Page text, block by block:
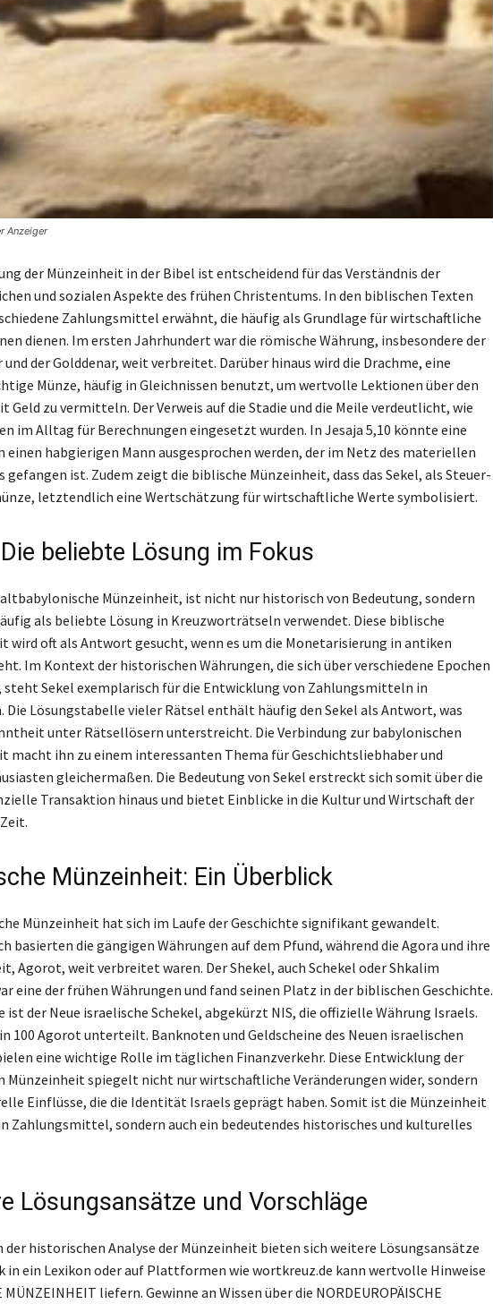
Anzeiger
der Münzeinheit in der Bibel ist entscheidend für das Verständnis der
und sozialen Aspekte des frühen Christentums. In den biblischen Texten
Zahlungsmittel erwähnt, die häufig als Grundlage für wirtschaftliche
dienen. Im ersten Jahrhundert war die römische Währung, insbesondere der
und der Golddenar, weit verbreitet. Darüber hinaus wird die Drachme, eine
Münze, häufig in Gleichnissen benutzt, um wertvolle Lektionen über den
Geld zu vermitteln. Der Verweis auf die Stadie und die Meile verdeutlicht, wie
im Alltag für Berechnungen eingesetzt wurden. In Jesaja 5,10 könnte eine
einen habgierigen Mann ausgesprochen werden, der im Netz des materiellen
gefangen ist. Zudem zeigt die biblische Münzeinheit, dass das Sekel, als Steuer-
letztendlich eine Wertschätzung für wirtschaftliche Werte symbolisiert.
beliebte Lösung im Fokus
Münzeinheit, ist nicht nur historisch von Bedeutung, sondern
als beliebte Lösung in Kreuzworträtseln verwendet. Diese biblische
wird oft als Antwort gesucht, wenn es um die Monetarisierung in antiken
Im Kontext der historischen Währungen, die sich über verschiedene Epochen
steht Sekel exemplarisch für die Entwicklung von Zahlungsmitteln in
Die Lösungstabelle vieler Rätsel enthält häufig den Sekel als Antwort, was
unter Rätsellösern unterstreicht. Die Verbindung zur babylonischen
macht ihn zu einem interessanten Thema für Geschichtsliebhaber und
gleichermaßen. Die Bedeutung von Sekel erstreckt sich somit über die
Transaktion hinaus und bietet Einblicke in die Kultur und Wirtschaft der
Münzeinheit: Ein Überblick
Münzeinheit hat sich im Laufe der Geschichte signifikant gewandelt.
basierten die gängigen Währungen auf dem Pfund, während die Agora und ihre
Agorot, weit verbreitet waren. Der Shekel, auch Schekel oder Shkalim
eine der frühen Währungen und fand seinen Platz in der biblischen Geschichte.
ist der Neue israelische Schekel, abgekürzt NIS, die offizielle Währung Israels.
100 Agorot unterteilt. Banknoten und Geldscheine des Neuen israelischen
eine wichtige Rolle im täglichen Finanzverkehr. Diese Entwicklung der
Münzeinheit spiegelt nicht nur wirtschaftliche Veränderungen wider, sondern
Einflüsse, die die Identität Israels geprägt haben. Somit ist die Münzeinheit
Zahlungsmittel, sondern auch ein bedeutendes historisches und kulturelles
Lösungsansätze und Vorschläge
der historischen Analyse der Münzeinheit bieten sich weitere Lösungsansätze
in ein Lexikon oder auf Plattformen wie wortkreuz.de kann wertvolle Hinweise
MÜNZEINHEIT liefern. Gewinne an Wissen über die NORDEUROPÄISCHE